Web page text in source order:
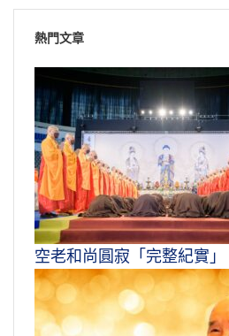
熱門文章
空老和尚圓寂「完整紀實」